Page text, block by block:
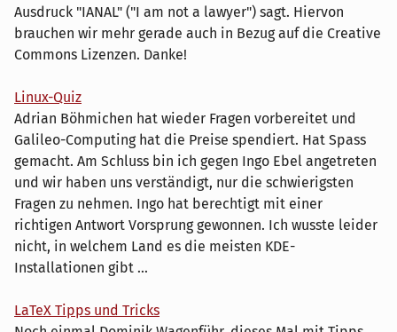
Ausdruck "IANAL" ("I am not a lawyer") sagt. Hiervon
brauchen wir mehr gerade auch in Bezug auf die Creative
Commons Lizenzen. Danke!
Linux-Quiz
Adrian Böhmichen hat wieder Fragen vorbereitet und
Galileo-Computing hat die Preise spendiert. Hat Spass
gemacht. Am Schluss bin ich gegen Ingo Ebel angetreten
und wir haben uns verständigt, nur die schwierigsten
Fragen zu nehmen. Ingo hat berechtigt mit einer
richtigen Antwort Vorsprung gewonnen. Ich wusste leider
nicht, in welchem Land es die meisten KDE-
Installationen gibt ...
LaTeX Tipps und Tricks